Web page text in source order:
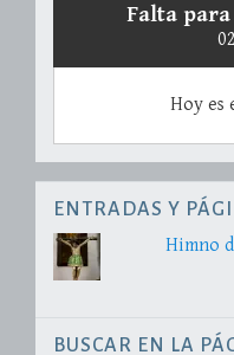
Falta
Hoy es
ENTRADAS Y
Himno
BUSCAR EN LA